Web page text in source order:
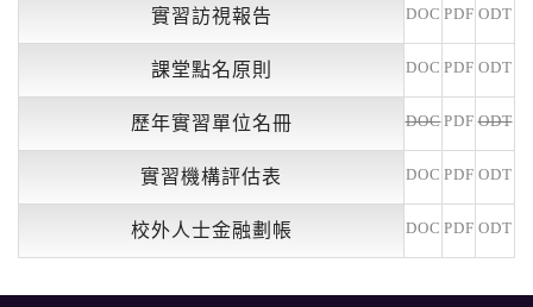
實習訪視報告 DOC PDF ODT
課堂點名原則 DOC PDF ODT
歷年實習單位名冊 DOCPDF ODT
實習機構評估表 DOC PDF ODT
校外人士金融劃帳 DOC PDF ODT